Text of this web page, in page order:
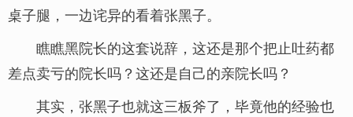
桌子腿，一边诧异的看着张黑子。
瞧瞧黑院长的这套说辞，这还是那个把止吐药都
差点卖亏的院长吗？这还是自己的亲院长吗？
其实，张黑子也就这三板斧了，毕竟他的经验也